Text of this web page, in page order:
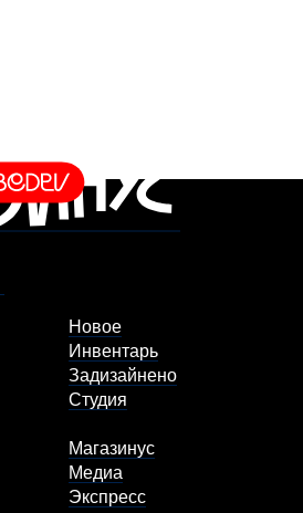
Новое
Инвентарь
Задизайнено
Студия
Магазинус
Медиа
Экспресс